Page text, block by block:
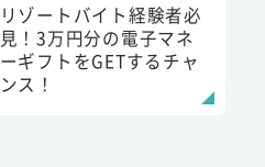
リゾートバイト経験者必
見！3万円分の電子マネ
ーギフトをGETするチャ
ンス！